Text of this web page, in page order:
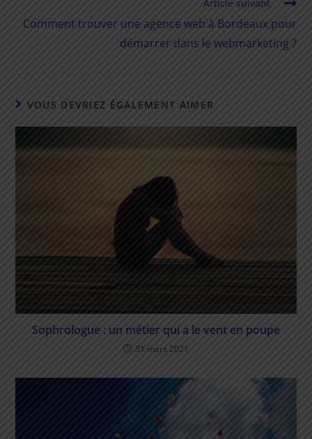
Article suivant
Comment trouver une agence web à Bordeaux pour
démarrer dans le webmarketing ?
VOUS DEVRIEZ ÉGALEMENT AIMER
Sophrologue : un métier qui a le vent en poupe
31 mars 2021